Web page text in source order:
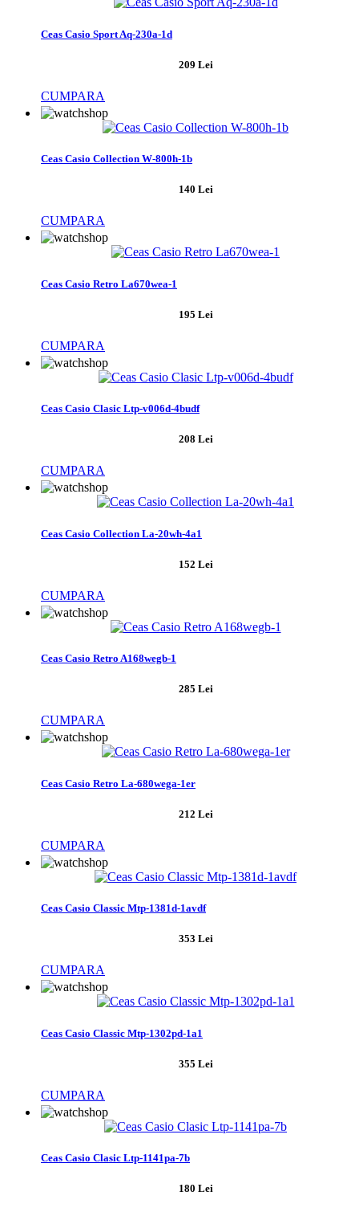
Ceas Casio Sport Aq-230a-1d
209 Lei
CUMPARA
Ceas Casio Collection W-800h-1b
140 Lei
CUMPARA
Ceas Casio Retro La670wea-1
195 Lei
CUMPARA
Ceas Casio Clasic Ltp-v006d-4budf
208 Lei
CUMPARA
Ceas Casio Collection La-20wh-4a1
152 Lei
CUMPARA
Ceas Casio Retro A168wegb-1
285 Lei
CUMPARA
Ceas Casio Retro La-680wega-1er
212 Lei
CUMPARA
Ceas Casio Classic Mtp-1381d-1avdf
353 Lei
CUMPARA
Ceas Casio Classic Mtp-1302pd-1a1
355 Lei
CUMPARA
Ceas Casio Clasic Ltp-1141pa-7b
180 Lei